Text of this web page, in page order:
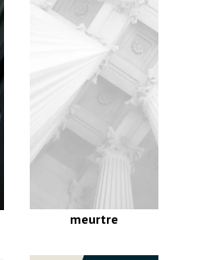
violences